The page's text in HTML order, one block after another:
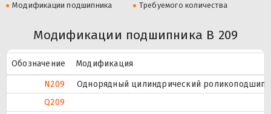
Модификации подшипника
Требуемого количества
Модификации подшипника B 209
Обозначение
Модификация
N209
Однорядный цилиндрический
Q209